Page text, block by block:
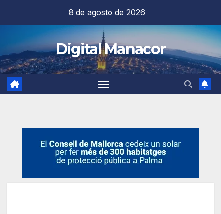
contenido
8 de agosto de 2026
Digital Manacor